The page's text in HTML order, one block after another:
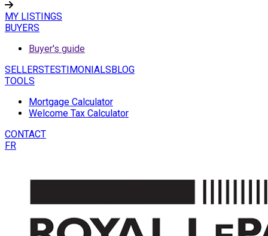
MY LISTINGS
BUYERS
Buyer's guide
SELLERSTESTIMONIALSBLOG
TOOLS
Mortgage Calculator
Welcome Tax Calculator
CONTACT
FR